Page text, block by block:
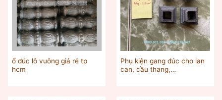
ổ đúc lỗ vuông giá rẻ tp
hcm
Phụ kiện gang đúc cho lan
can, cầu thang,…